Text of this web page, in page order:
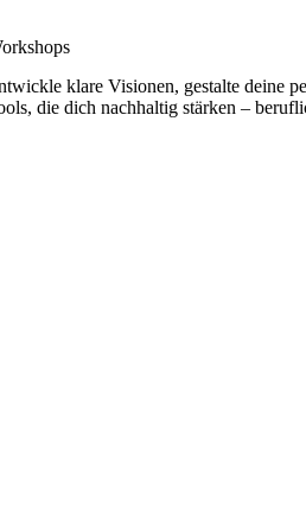
klare Visionen, gestalte deine
die dich nachhaltig stärken –